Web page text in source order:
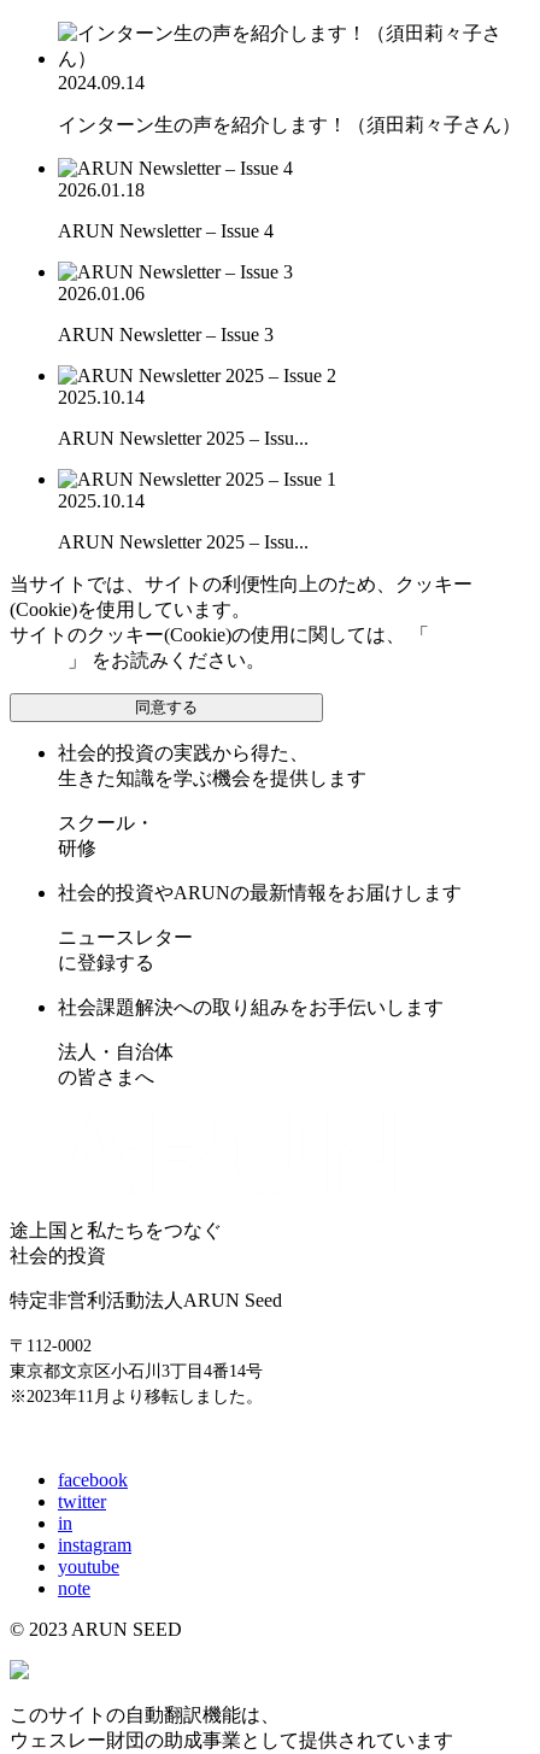
2024.09.14
インターン生の声を紹介します！（須田莉々子さん）
2026.01.18
ARUN Newsletter – Issue 4
2026.01.06
ARUN Newsletter – Issue 3
2025.10.14
ARUN Newsletter 2025 – Issu...
2025.10.14
ARUN Newsletter 2025 – Issu...
当サイトでは、サイトの利便性向上のため、クッキー
(Cookie)を使用しています。
サイトのクッキー(Cookie)の使用に関しては、 「
」 をお読みください。
同意する
社会的投資の実践から得た、
生きた知識を学ぶ機会を提供します
スクール・
研修
社会的投資やARUNの最新情報をお届けします
ニュースレター
に登録する
社会課題解決への取り組みをお手伝いします
法人・自治体
の皆さまへ
途上国と私たちをつなぐ
社会的投資
特定非営利活動法人ARUN Seed
〒112-0002
東京都文京区小石川3丁目4番14号
※2023年11月より移転しました。
facebook
twitter
in
instagram
youtube
note
© 2023 ARUN SEED
このサイトの自動翻訳機能は、
ウェスレー財団の助成事業として提供されています